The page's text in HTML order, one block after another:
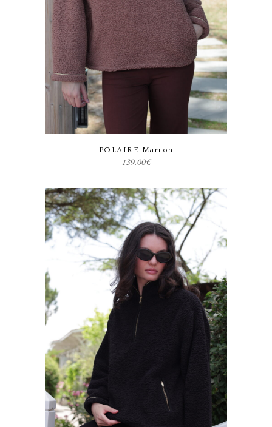
Ce produit a plusieurs variations. Les options peuvent être choisies sur la page du produit
POLAIRE Marron
139.00€